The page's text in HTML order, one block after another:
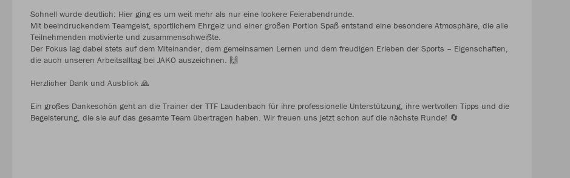
Schnell wurde deutlich: Hier ging es um weit mehr als nur eine lockere Feierabendrunde.
Mit beeindruckendem Teamgeist, sportlichem Ehrgeiz und einer großen Portion Spaß entstand eine besondere Atmosphäre, die alle
Teilnehmenden motivierte und zusammenschweißte.
Der Fokus lag dabei stets auf dem Miteinander, dem gemeinsamen Lernen und dem freudigen Erleben der Sports – Eigenschaften,
die auch unseren Arbeitsalltag bei JAKO auszeichnen. 🙌
Herzlicher Dank und Ausblick 🙏
Ein großes Dankeschön geht an die Trainer der TTF Laudenbach für ihre professionelle Unterstützung, ihre wertvollen Tipps und die
Begeisterung, die sie auf das gesamte Team übertragen haben. Wir freuen uns jetzt schon auf die nächste Runde! 🔄